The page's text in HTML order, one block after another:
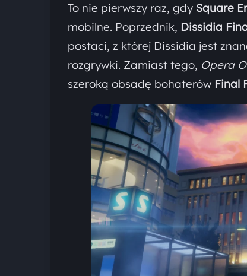
To nie pierwszy raz, gdy Square
mobilne. Poprzednik, Dissidia
postaci, z której Dissidia jest
rozgrywki. Zamiast tego, Opera
szeroką obsadę bohaterów Final